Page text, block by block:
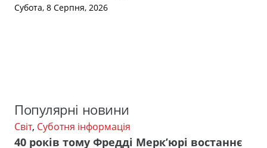
Субота, 8 Серпня, 2026
Популярні новини
Світ, Суботня інформація
40 років тому Фредді Мерк’юрі востаннє